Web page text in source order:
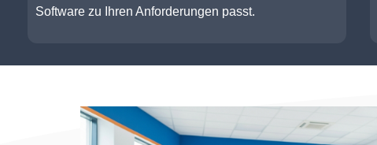
Software zu Ihren Anforderungen passt.